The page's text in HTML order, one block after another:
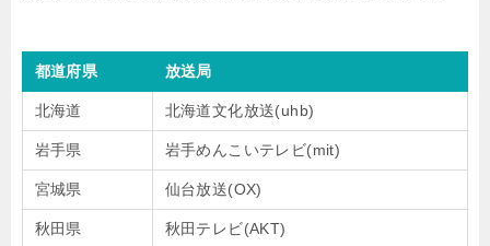
都道府県 放送局
北海道 北海道文化放送(uhb)
岩手県 岩手めんこいテレビ(mit)
宮城県 仙台放送(OX)
秋田県 秋田テレビ(AKT)